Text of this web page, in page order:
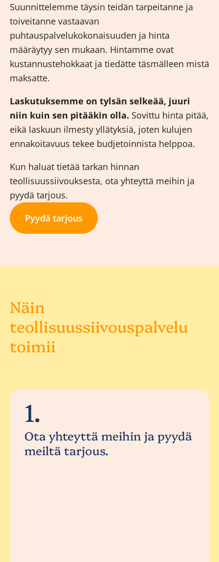
Suunnittelemme täysin teidän tarpeitanne ja
toiveitanne vastaavan
puhtauspalvelukokonaisuuden ja hinta
määräytyy sen mukaan. Hintamme ovat
kustannustehokkaat ja tiedätte täsmälleen mistä
maksatte.
Laskutuksemme on tylsän selkeää, juuri
niin kuin sen pitääkin olla. Sovittu hinta pitää,
eikä laskuun ilmesty yllätyksiä, joten kulujen
ennakoitavuus tekee budjetoinnista helppoa.
Kun haluat tietää tarkan hinnan
teollisuussiivouksesta, ota yhteyttä meihin ja
pyydä tarjous.
Pyydä tarjous
Näin
teollisuussiivouspalvelu
toimii
1.
Ota yhteyttä meihin ja pyydä
meiltä tarjous.